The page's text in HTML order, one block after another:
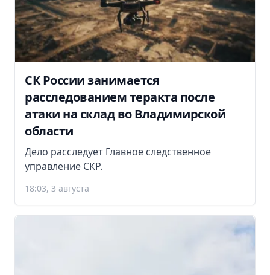
СК России занимается
расследованием теракта после
атаки на склад во Владимирской
области
Дело расследует Главное следственное
управление СКР.
18:03, 3 августа